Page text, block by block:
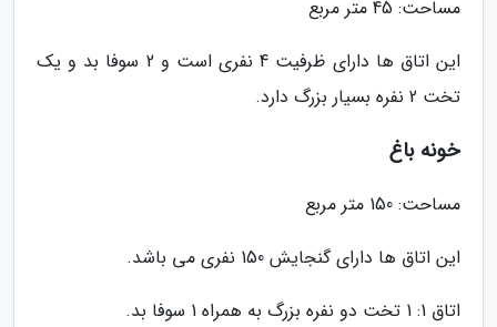
مساحت: 45 متر مربع
این اتاق ها دارای ظرفیت 4 نفری است و 2 سوفا بد و یک
تخت 2 نفره بسیار بزرگ دارد.
خونه باغ
مساحت: 150 متر مربع
این اتاق ها دارای گنجایش 150 نفری می باشد.
اتاق 1: 1 تخت دو نفره بزرگ به همراه 1 سوفا بد.